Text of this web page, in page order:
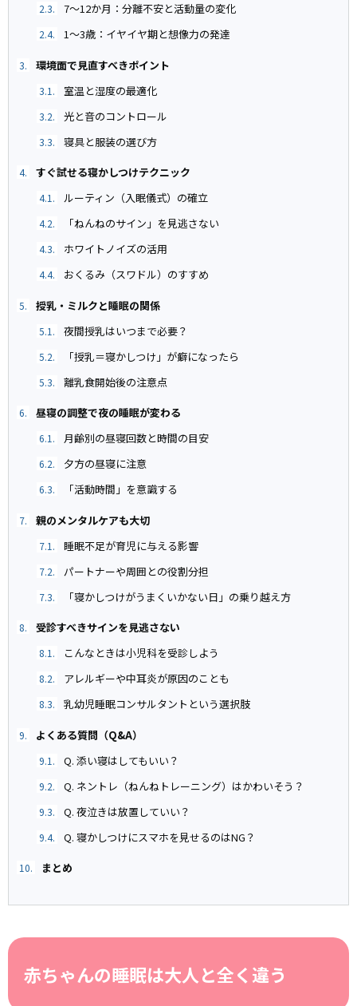
2.3. 7〜12か月：分離不安と活動量の変化
2.4. 1〜3歳：イヤイヤ期と想像力の発達
3. 環境面で見直すべきポイント
3.1. 室温と湿度の最適化
3.2. 光と音のコントロール
3.3. 寝具と服装の選び方
4. すぐ試せる寝かしつけテクニック
4.1. ルーティン（入眠儀式）の確立
4.2. 「ねんねのサイン」を見逃さない
4.3. ホワイトノイズの活用
4.4. おくるみ（スワドル）のすすめ
5. 授乳・ミルクと睡眠の関係
5.1. 夜間授乳はいつまで必要？
5.2. 「授乳＝寝かしつけ」が癖になったら
5.3. 離乳食開始後の注意点
6. 昼寝の調整で夜の睡眠が変わる
6.1. 月齢別の昼寝回数と時間の目安
6.2. 夕方の昼寝に注意
6.3. 「活動時間」を意識する
7. 親のメンタルケアも大切
7.1. 睡眠不足が育児に与える影響
7.2. パートナーや周囲との役割分担
7.3. 「寝かしつけがうまくいかない日」の乗り越え方
8. 受診すべきサインを見逃さない
8.1. こんなときは小児科を受診しよう
8.2. アレルギーや中耳炎が原因のことも
8.3. 乳幼児睡眠コンサルタントという選択肢
9. よくある質問（Q&A）
9.1. Q. 添い寝はしてもいい？
9.2. Q. ネントレ（ねんねトレーニング）はかわいそう？
9.3. Q. 夜泣きは放置していい？
9.4. Q. 寝かしつけにスマホを見せるのはNG？
10. まとめ
赤ちゃんの睡眠は大人と全く違う